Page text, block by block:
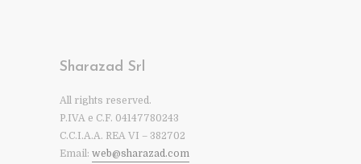
Sharazad Srl
All rights reserved.
P.IVA e C.F. 04147780243
C.C.I.A.A. REA VI – 382702
Email: web@sharazad.com